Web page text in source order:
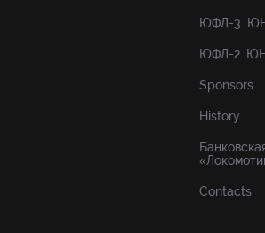
ЮФЛ-3.
ЮФЛ-2.
Sponsors
History
Contacts